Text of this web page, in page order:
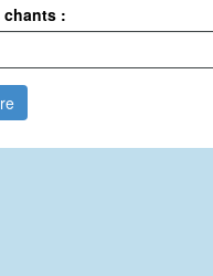
chants :